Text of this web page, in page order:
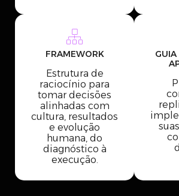
FRAMEWORK
Estrutura de
raciocínio para
tomar decisões
alinhadas com
cultura, resultados
e evolução
humana, do
diagnóstico à
execução.
GUIA